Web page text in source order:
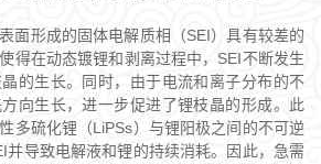
面形成的固体电解质相（SEI）具有较差的
得在动态镀锂和剥离过程中， SEI不断发生
的生长。同时，由于电流和离子分布的不
向生长，进一步促进了锂枝晶的形成。此
多硫化锂（LiPSs）与锂阳极之间的不可逆
并导致电解液和锂的持续消耗。因此，急需